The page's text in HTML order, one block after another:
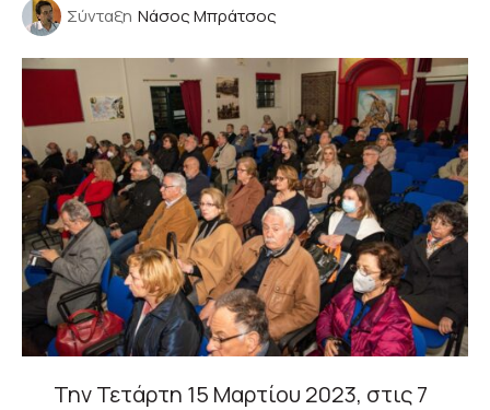
Σύνταξη Νάσος Μπράτσος
Την Τετάρτη 15 Μαρτίου 2023, στις 7